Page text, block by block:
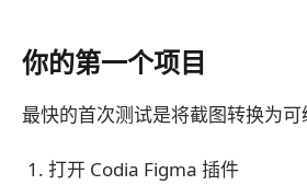
你的第一个项目
最快的首次测试是将截图转换为可
打开 Codia Figma 插件